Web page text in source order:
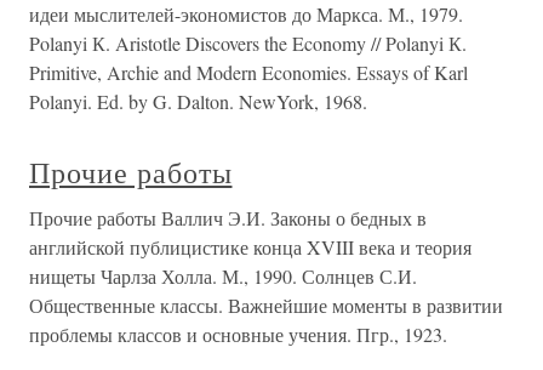
идеи мыслителей-экономистов до Маркса. М., 1979.
Polanyi К. Aristotle Discovers the Economy // Polanyi К.
Primitive, Archie and Modern Economies. Essays of Karl
Polanyi. Ed. by G. Dalton. NewYork, 1968.
Прочие работы
Прочие работы Валлич Э.И. Законы о бедных в
английской публицистике конца XVIII века и теория
нищеты Чарлза Холла. М., 1990. Солнцев С.И.
Общественные классы. Важнейшие моменты в развитии
проблемы классов и основные учения. Пгр., 1923.